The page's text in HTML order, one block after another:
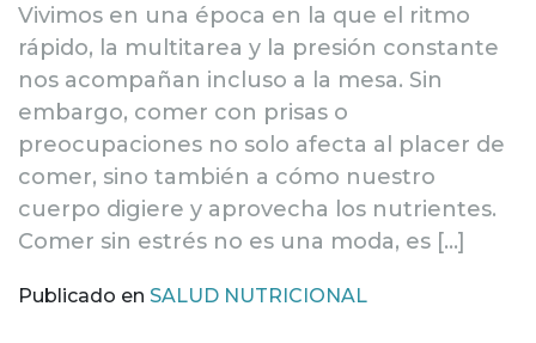
Vivimos en una época en la que el ritmo
rápido, la multitarea y la presión constante
nos acompañan incluso a la mesa. Sin
embargo, comer con prisas o
preocupaciones no solo afecta al placer de
comer, sino también a cómo nuestro
cuerpo digiere y aprovecha los nutrientes.
Comer sin estrés no es una moda, es […]
Publicado en SALUD NUTRICIONAL